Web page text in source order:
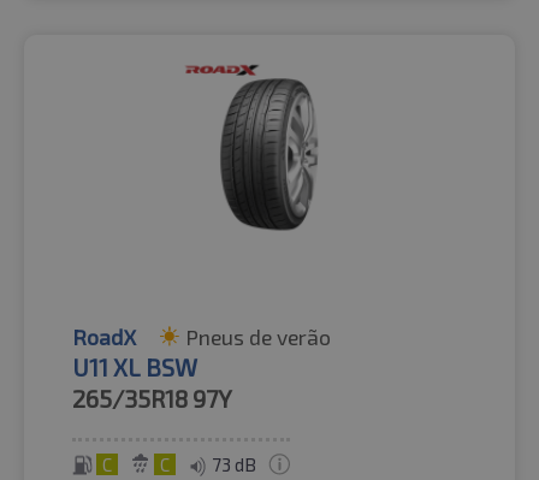
RoadX Pneus de verão
U11 XL BSW
265/35R18 97Y
C C 73 dB